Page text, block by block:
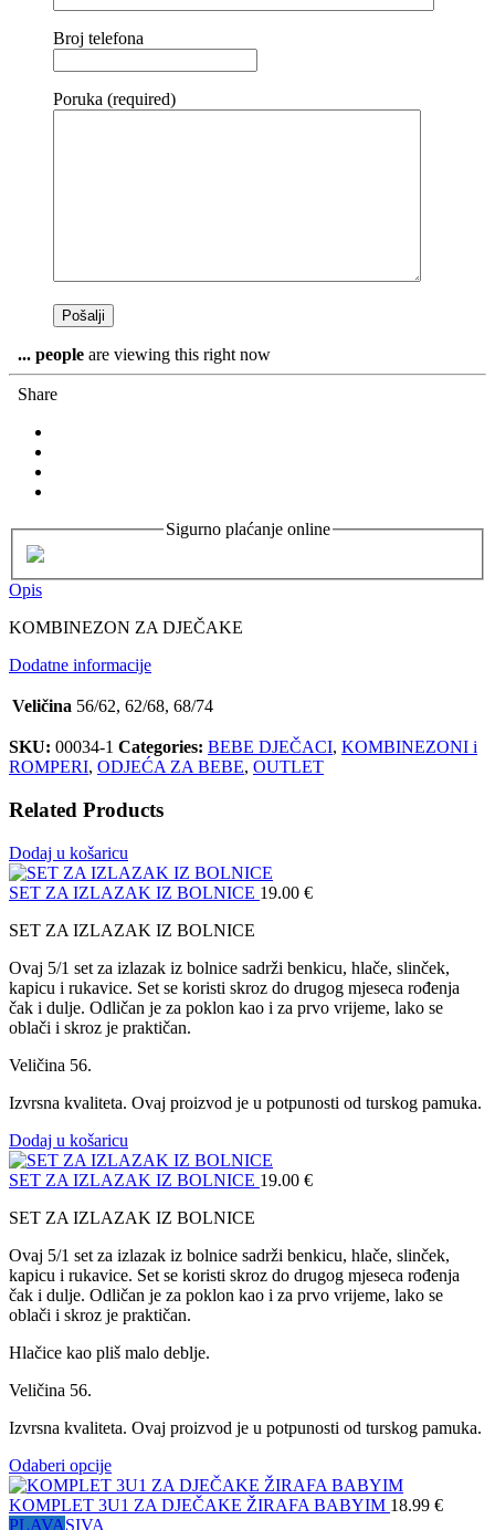
Broj telefona
Poruka (required)
... people are viewing this right now
Share
Sigurno plaćanje online
Opis
KOMBINEZON ZA DJEČAKE
Dodatne informacije
Veličina 56/62, 62/68, 68/74
SKU: 00034-1 Categories: BEBE DJEČACI, KOMBINEZONI i
ROMPERI, ODJEĆA ZA BEBE, OUTLET
Related Products
Dodaj u košaricu
SET ZA IZLAZAK IZ BOLNICE 19.00 €
SET ZA IZLAZAK IZ BOLNICE
Ovaj 5/1 set za izlazak iz bolnice sadrži benkicu, hlače, slinček,
kapicu i rukavice. Set se koristi skroz do drugog mjeseca rođenja
čak i dulje. Odličan je za poklon kao i za prvo vrijeme, lako se
oblači i skroz je praktičan.
Veličina 56.
Izvrsna kvaliteta. Ovaj proizvod je u potpunosti od turskog pamuka.
Dodaj u košaricu
SET ZA IZLAZAK IZ BOLNICE 19.00 €
SET ZA IZLAZAK IZ BOLNICE
Ovaj 5/1 set za izlazak iz bolnice sadrži benkicu, hlače, slinček,
kapicu i rukavice. Set se koristi skroz do drugog mjeseca rođenja
čak i dulje. Odličan je za poklon kao i za prvo vrijeme, lako se
oblači i skroz je praktičan.
Hlačice kao pliš malo deblje.
Veličina 56.
Izvrsna kvaliteta. Ovaj proizvod je u potpunosti od turskog pamuka.
Odaberi opcije
KOMPLET 3U1 ZA DJEČAKE ŽIRAFA BABYIM 18.99 €
PLAVASIVA